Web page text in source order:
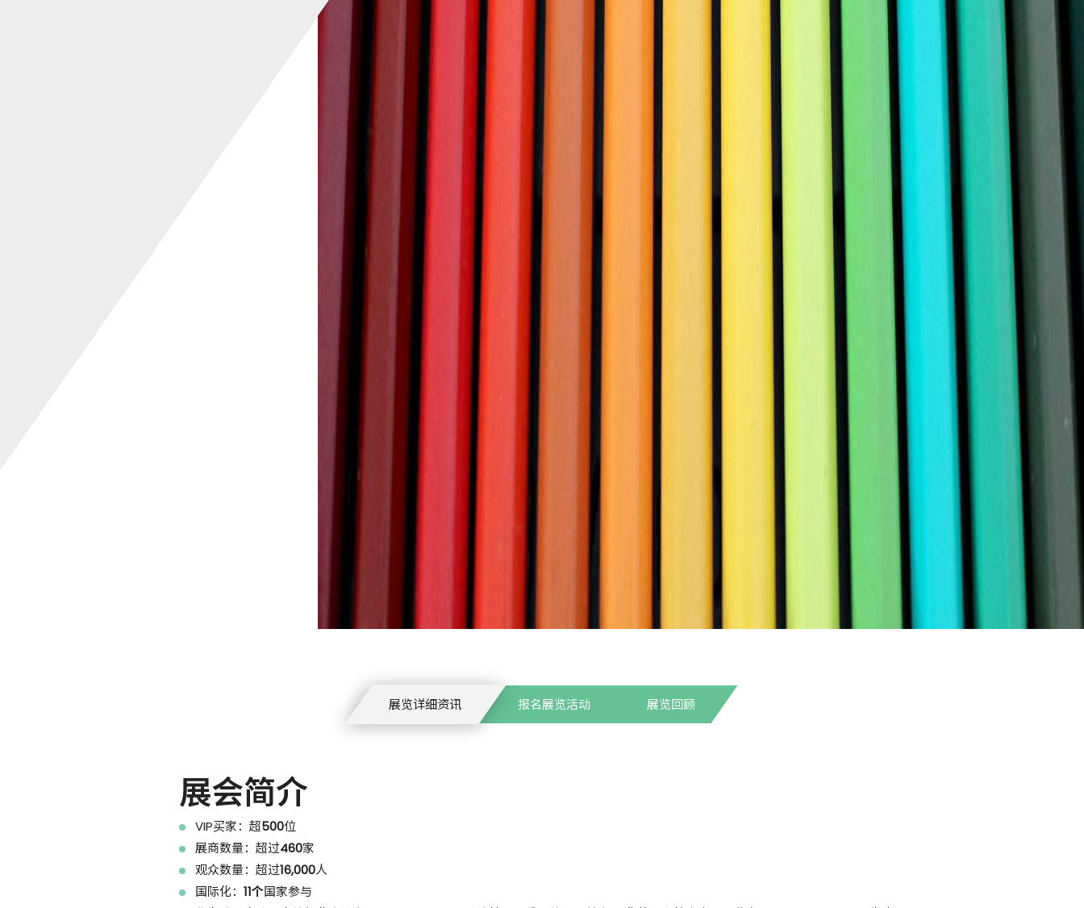
展览详细资讯 报名展览活动 展览回顾
展会简介
VIP买家：超500位
展商数量：超过460家
观众数量：超过16,000人
国际化： 11个国家参与